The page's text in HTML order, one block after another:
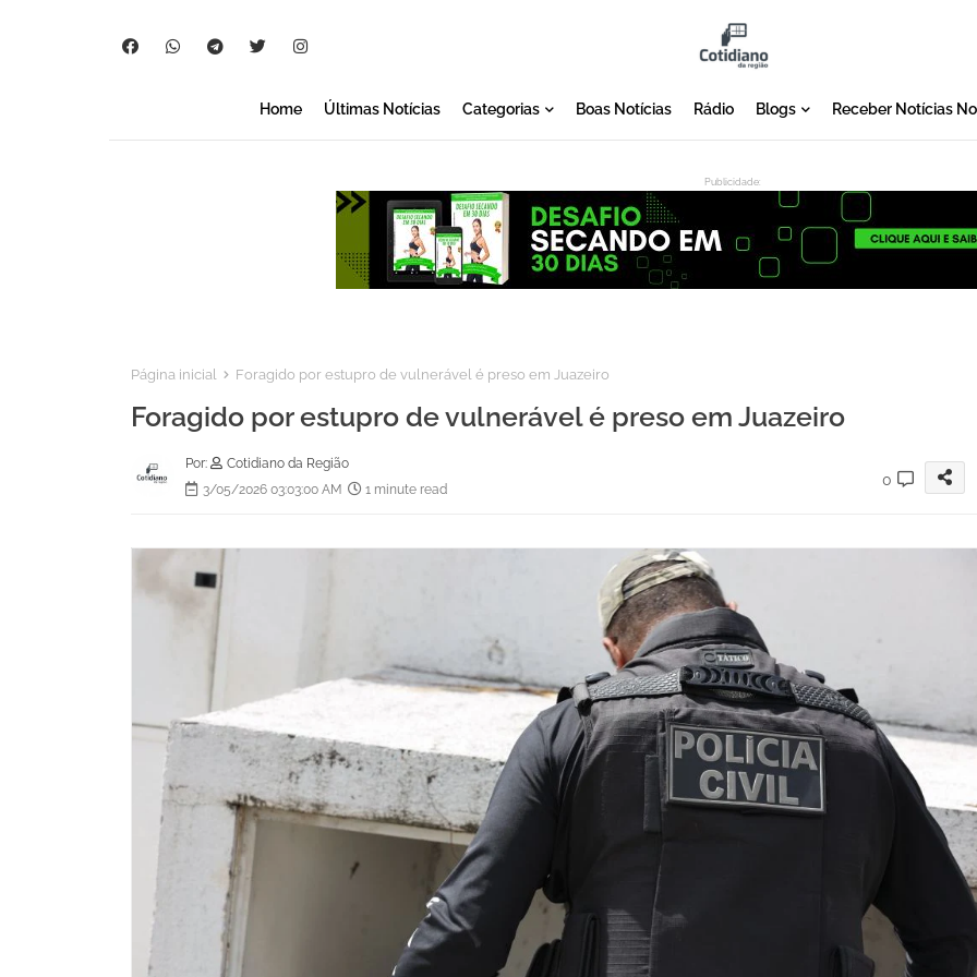
Home Últimas Notícias Categorias Boas Notícias Rádio Blogs Receber Notícias
Publicidade:
:
Página inicial Foragido por estupro de vulnerável é preso em Juazeiro
Foragido por estupro de vulnerável é preso em Juazeiro
Por:
Cotidiano da Região
3/05/2026 03:03:00 AM
1 minute read
0